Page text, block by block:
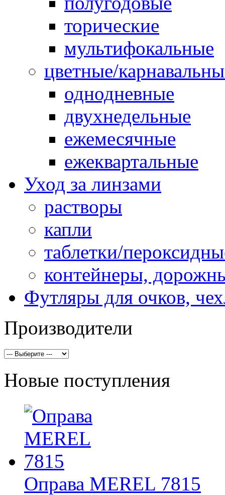
торические
мультифокальные
цветные/
однодневные
двухнедельные
ежемесячные
ежеквартальные
Уход за линзами
растворы
капли
таблетки/
контейнеры,
Футляры для очков,
Производители
Новые поступления
Оправа MEREL 7815